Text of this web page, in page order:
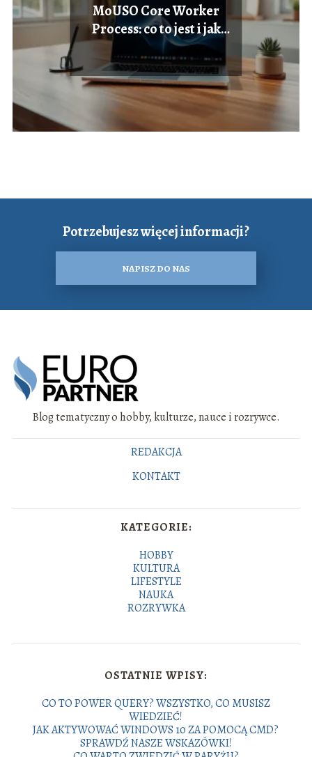
MoUSO Core Worker
Process: co to jest i jak
wpływa na Windows?
Potrzebujesz więcej informacji?
NAPISZ DO NAS
Blog tematyczny o hobby, kulturze, nauce i rozrywce.
REDAKCJA
KONTAKT
KATEGORIE:
HOBBY
KULTURA
LIFESTYLE
NAUKA
ROZRYWKA
OSTATNIE WPISY:
CO TO POWER QUERY? WSZYSTKO, CO MUSISZ
WIEDZIEĆ!
JAK AKTYWOWAĆ WINDOWS 10 ZA POMOCĄ CMD?
SPRAWDŹ NASZE WSKAZÓWKI!